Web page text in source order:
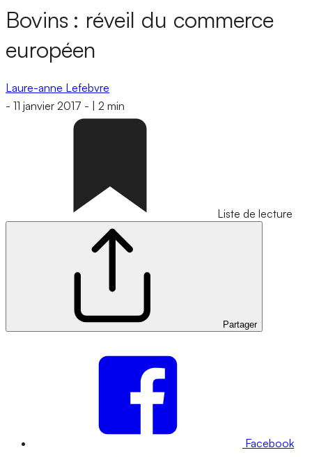
Bovins : réveil du commerce
européen
Laure-anne Lefebvre
- 11 janvier 2017 - 2 min
Liste de lecture
Partager
Facebook